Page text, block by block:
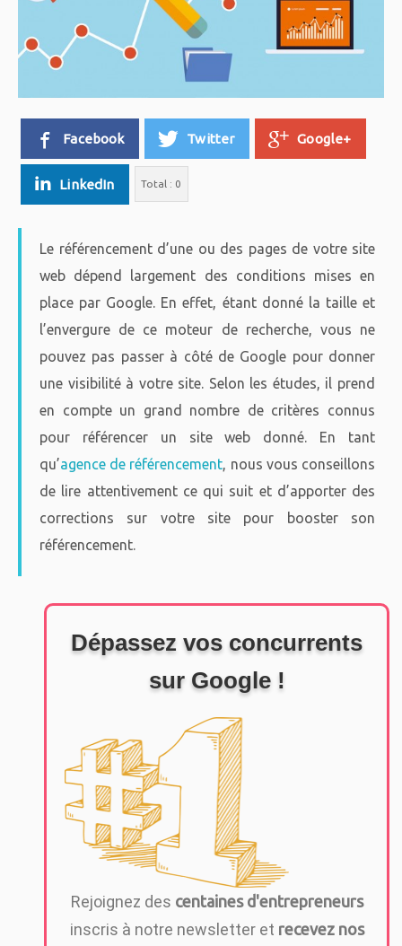
Facebook Twitter Google+
LinkedIn Total : 0
Le référencement d’une ou des pages de votre site
web dépend largement des conditions mises en
place par Google. En effet, étant donné la taille et
l’envergure de ce moteur de recherche, vous ne
pouvez pas passer à côté de Google pour donner
une visibilité à votre site. Selon les études, il prend
en compte un grand nombre de critères connus
pour référencer un site web donné. En tant
qu’agence de référencement, nous vous conseillons
de lire attentivement ce qui suit et d’apporter des
corrections sur votre site pour booster son
référencement.
Dépassez vos concurrents
sur Google !
Rejoignez des centaines d'entrepreneurs
inscris à notre newsletter et recevez nos